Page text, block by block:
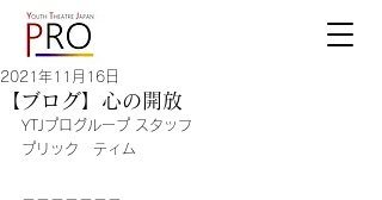
【ブログ】心の開放
2021年11月16日
YTJプログループ スタッフ
プリック　ティム